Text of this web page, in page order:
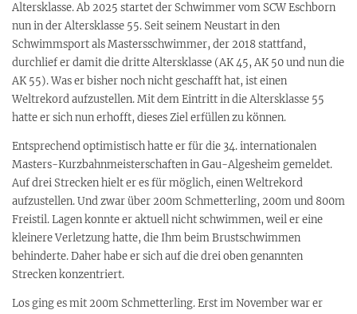
Altersklasse. Ab 2025 startet der Schwimmer vom SCW Eschborn
nun in der Altersklasse 55. Seit seinem Neustart in den
Schwimmsport als Mastersschwimmer, der 2018 stattfand,
durchlief er damit die dritte Altersklasse (AK 45, AK 50 und nun die
AK 55). Was er bisher noch nicht geschafft hat, ist einen
Weltrekord aufzustellen. Mit dem Eintritt in die Altersklasse 55
hatte er sich nun erhofft, dieses Ziel erfüllen zu können.
Entsprechend optimistisch hatte er für die 34. internationalen
Masters-Kurzbahnmeisterschaften in Gau-Algesheim gemeldet.
Auf drei Strecken hielt er es für möglich, einen Weltrekord
aufzustellen. Und zwar über 200m Schmetterling, 200m und 800m
Freistil. Lagen konnte er aktuell nicht schwimmen, weil er eine
kleinere Verletzung hatte, die Ihm beim Brustschwimmen
behinderte. Daher habe er sich auf die drei oben genannten
Strecken konzentriert.
Los ging es mit 200m Schmetterling. Erst im November war er